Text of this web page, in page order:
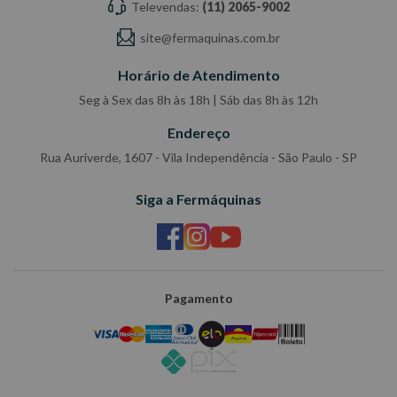
mais profissionalismo, agilidade e credibilidade no atendimento.
Além de otimizar o processo de análise, o equipamento fortalece
a confiança do cliente ao apresentar um laudo técnico preciso.
conjunto de teste de compressão de cilindro Raven
solução eficiente para elevar o padrão do seu diagnóstico
Composto por:
01 manômetro com glicerina, classe "A" com duas escalas (0 a 28
sobre corpo de alumínio com acabamento anidizado, com botão
01 adaptador longo (255mm) com rosca M14x1,25 e engate
macho tipo click 5/16", com válvula especial Schrader;
01 adaptador longo (255mm) com rosca M12x1,25 e engate
Televendas: (11) 2065-9002
site@fermaquinas.com.br
Horário de Atendimento
Seg à Sex das 8h às 18h | Sáb das 8h às 12h
Endereço
Rua Auriverde, 1607 - Vila Independência - São Paulo - SP
Siga a Fermáquinas
Pagamento